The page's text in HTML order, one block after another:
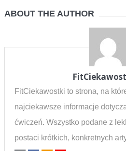
ABOUT THE AUTHOR
FitCiekawostki to strona, na
najciekawsze informacje
ćwiczeń. Wszystko podane z
postaci krótkich, konkretnych